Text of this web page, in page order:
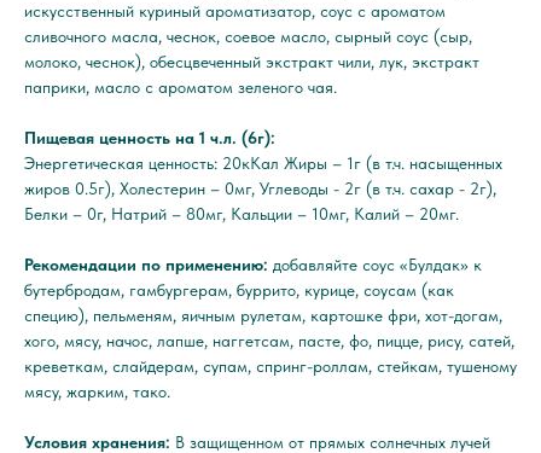
искусственный куриный ароматизатор, соус с ароматом
сливочного масла, чеснок, соевое масло, сырный соус (сыр,
молоко, чеснок), обесцвеченный экстракт чили, лук, экстракт
паприки, масло с ароматом зеленого чая.
Пищевая ценность на 1 ч.л. (6г):
Энергетическая ценность: 20кКал Жиры – 1г (в т.ч. насыщенных
жиров 0.5г), Холестерин – 0мг, Углеводы - 2г (в т.ч. сахар - 2г),
Белки – 0г, Натрий – 80мг, Кальции – 10мг, Калий – 20мг.
Рекомендации по применению: добавляйте соус «Булдак» к
бутербродам, гамбургерам, буррито, курице, соусам (как
специю), пельменям, яичным рулетам, картошке фри, хот-догам,
хого, мясу, начос, лапше, наггетсам, пасте, фо, пицце, рису, сатей,
креветкам, слайдерам, супам, спринг-роллам, стейкам, тушеному
мясу, жарким, тако.
Условия хранения: В защищенном от прямых солнечных лучей